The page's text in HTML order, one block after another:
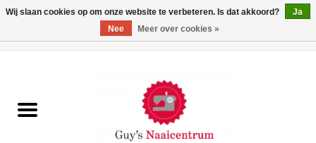
Machines
Wij slaan cookies op om onze website te verbeteren. Is dat akkoord?
Ja
Nee
Meer over cookies »